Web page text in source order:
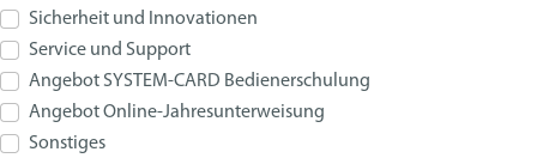
Sicherheit und Innovationen
Service und Support
Angebot SYSTEM-CARD Bedienerschulung
Angebot Online-Jahresunterweisung
Sonstiges